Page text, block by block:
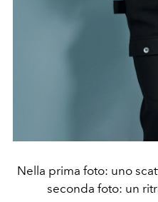
Nella prima foto: uno
seconda foto: un